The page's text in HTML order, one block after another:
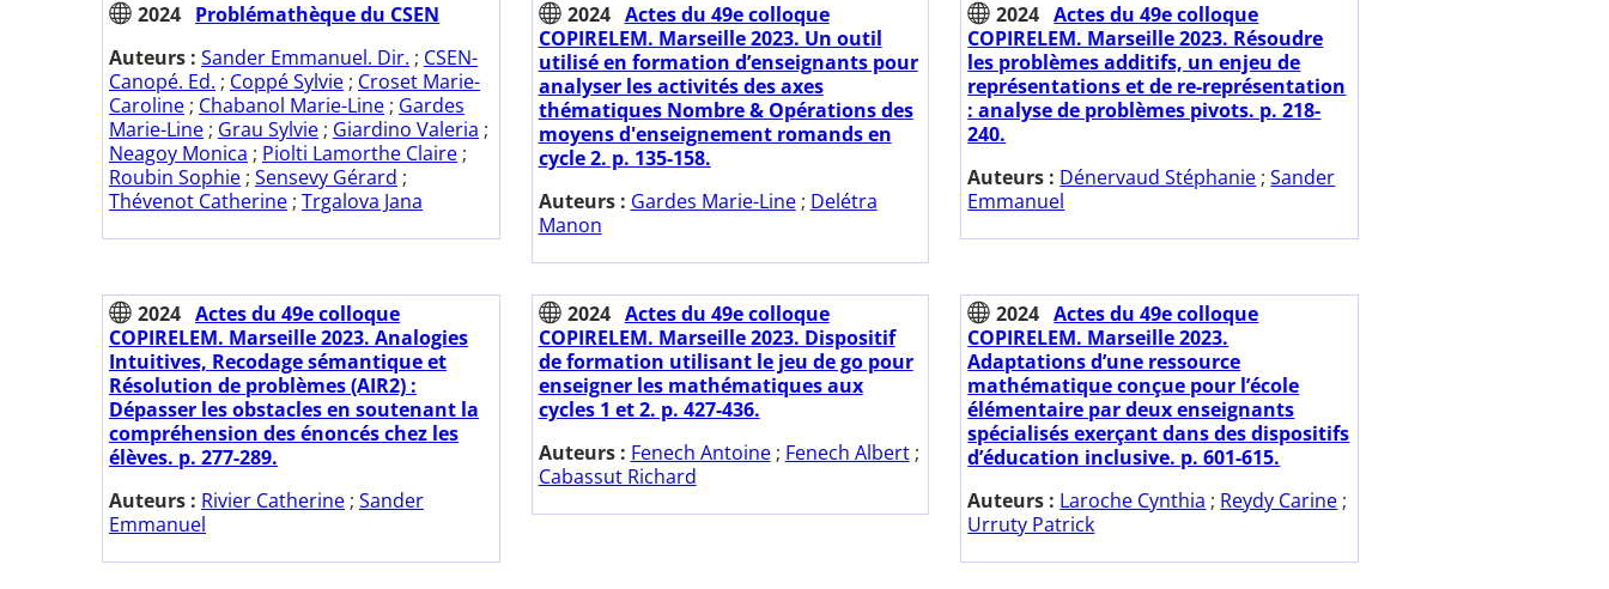
2024 Problémathèque du CSEN
Auteurs : Sander Emmanuel. Dir. ; CSEN-
Canopé. Ed. ; Coppé Sylvie ; Croset Marie-
Caroline ; Chabanol Marie-Line ; Gardes
Marie-Line ; Grau Sylvie ; Giardino Valeria ;
Neagoy Monica ; Piolti Lamorthe Claire ;
Roubin Sophie ; Sensevy Gérard ;
Thévenot Catherine ; Trgalova Jana
2024 Actes du 49e colloque
COPIRELEM. Marseille 2023. Un outil
utilisé en formation d’enseignants pour
analyser les activités des axes
thématiques Nombre & Opérations des
moyens d'enseignement romands en
cycle 2. p. 135-158.
Auteurs : Gardes Marie-Line; Delétra
Manon
2024 Actes du 49e colloque
COPIRELEM. Marseille 2023. Résoudre
les problèmes additifs, un enjeu de
représentations et de re-représentation
: analyse de problèmes pivots. p. 218-
240.
Auteurs : Dénervaud Stéphanie ;Sander
Emmanuel
2024 Actes du 49e colloque
COPIRELEM. Marseille 2023. Analogies
Intuitives, Recodage sémantique et
Résolution de problèmes (AIR2) :
Dépasser les obstacles en soutenant la
compréhension des énoncés chez les
élèves. p. 277-289.
Auteurs : Rivier Catherine ; Sander
Emmanuel
2024 Actes du 49e colloque
COPIRELEM. Marseille 2023. Dispositif
de formation utilisant le jeu de go pour
enseigner les mathématiques aux
cycles 1 et 2. p. 427-436.
Auteurs : Fenech Antoine; Fenech Albert;
Cabassut Richard
2024 Actes du 49e colloque
COPIRELEM. Marseille 2023.
Adaptations d’une ressource
mathématique conçue pour l’école
élémentaire par deux enseignants
spécialisés exerçant dans des dispositifs
d’éducation inclusive. p. 601-615.
Auteurs : Laroche Cynthia ; Reydy Carine ;
Urruty Patrick